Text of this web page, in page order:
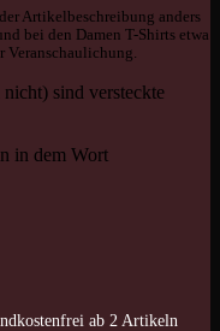
Artikelbeschreibung anders
bei den Damen T-Shirts etwa
Veranschaulichung.
sind versteckte
in dem Wort
ab 2 Artikeln